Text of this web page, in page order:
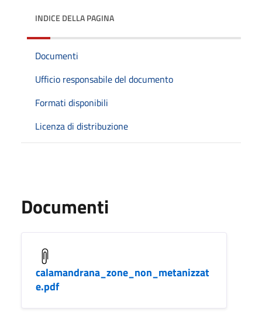
INDICE DELLA PAGINA
Documenti
Ufficio responsabile del documento
Formati disponibili
Licenza di distribuzione
Documenti
calamandrana_zone_non_metanizzat
e.pdf